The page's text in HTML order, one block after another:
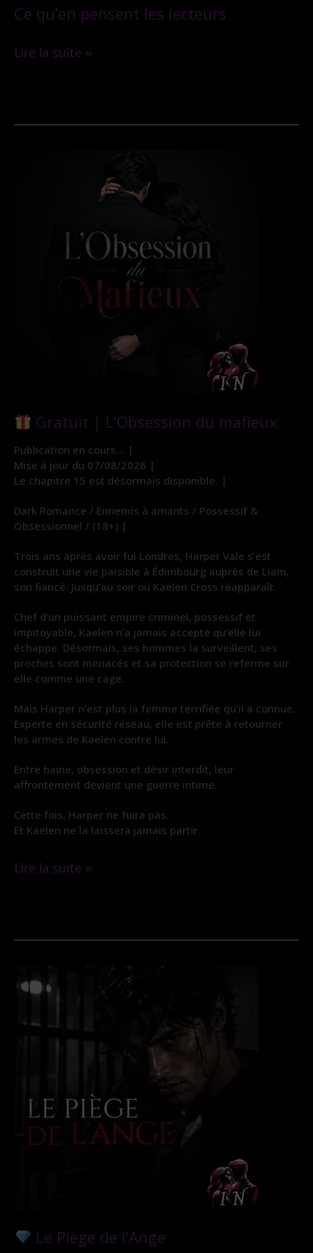
Ce qu’en pensent les lecteurs
Ce
les
Lire la suite »
Gratuit | L’Obsession du mafieux
Publication en cours… |
Mise à jour du 07/08/2026 |
Le chapitre 15 est désormais disponible. |
Dark Romance / Ennemis à amants / Possessif &
Obsessionnel / (18+) |
Trois ans après avoir fui Londres, Harper Vale s’est
construit une vie paisible à Édimbourg auprès de Liam,
son fiancé. Jusqu’au soir où Kaelen Cross réapparaît.
Chef d’un puissant empire criminel, possessif et
impitoyable, Kaelen n’a jamais accepté qu’elle lui
échappe. Désormais, ses hommes la surveillent, ses
proches sont menacés et sa protection se referme sur
elle comme une cage.
Mais Harper n’est plus la femme terrifiée qu’il a connue.
Experte en sécurité réseau, elle est prête à retourner
les armes de Kaelen contre lui.
Entre haine, obsession et désir interdit, leur
affrontement devient une guerre intime.
Cette fois, Harper ne fuira pas.
Et Kaelen ne la laissera jamais partir.
L’Obsession
mafieux
Lire la suite »
Le Piège de l’Ange